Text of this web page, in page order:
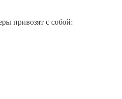
привозят с собой: